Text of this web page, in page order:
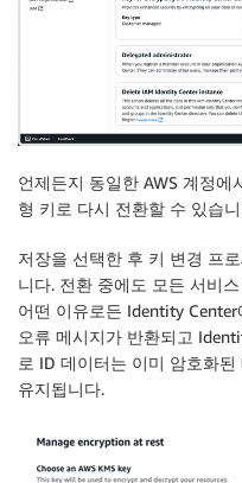
언제든지 동일한 AWS 계정에
형 키로 다시 전환할 수 있습
저장을 선택한 후 키 변경 프
니다. 전환 중에도 모든 서비
어떤 이유로든 Identity
오류 메시지가 반환되고
로 ID 데이터는 이미 암호화
유지됩니다.